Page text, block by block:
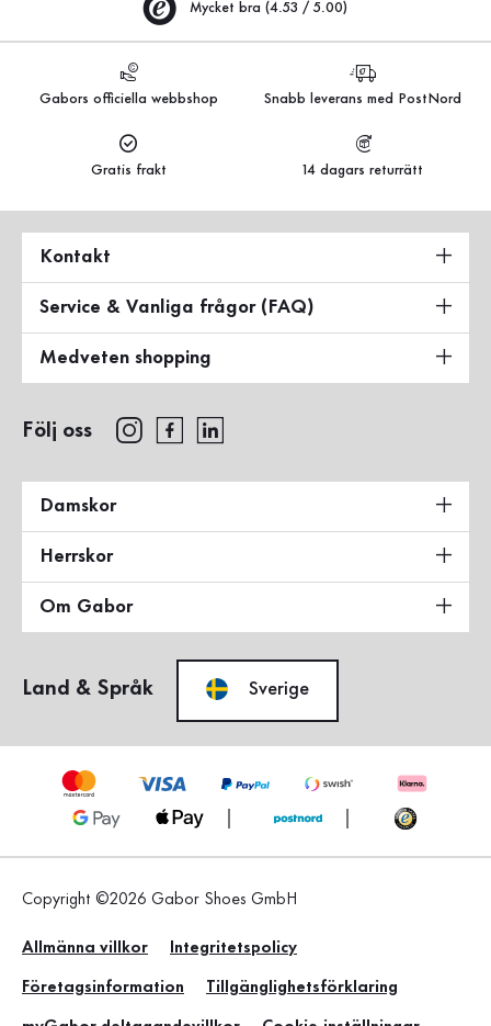
Mycket bra (4.53 / 5.00)
Gabors officiella webbshop Snabb leverans med PostNord
Gratis frakt 14 dagars returrätt
Kontakt
Service & Vanliga frågor (FAQ)
Medveten shopping
Följ oss
Damskor
Herrskor
Om Gabor
Land & Språk Sverige
Copyright ©2026 Gabor Shoes GmbH
Allmänna villkor Integritetspolicy
Företagsinformation Tillgänglighetsförklaring